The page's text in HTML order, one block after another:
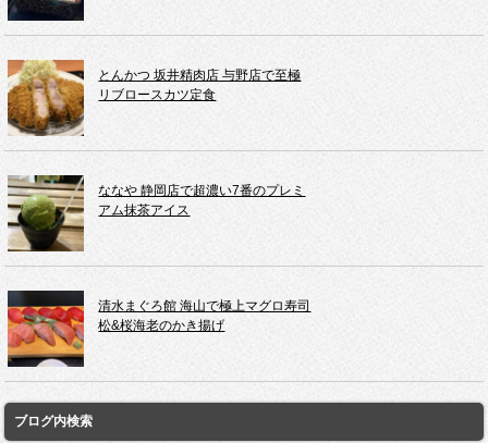
とんかつ 坂井精肉店 与野店で至極
リブロースカツ定食
ななや 静岡店で超濃い7番のプレミ
アム抹茶アイス
清水まぐろ館 海山で極上マグロ寿司
松&桜海老のかき揚げ
ブログ内検索